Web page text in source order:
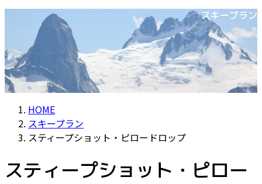
スキープラン
HOME
スキープラン
スティープショット・ピロードロップ
スティープショット・ピロー